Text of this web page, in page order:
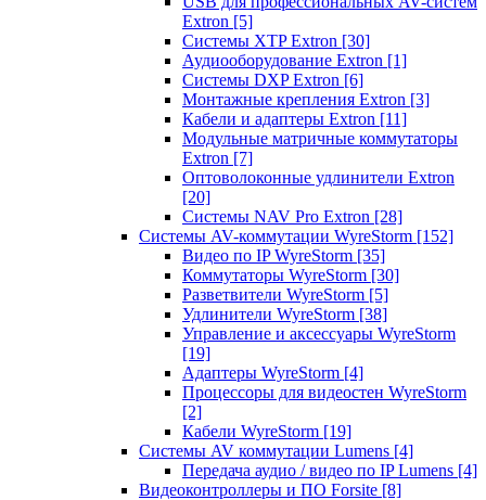
Extron [5]
Системы XTP Extron [30]
Аудиооборудование Extron [1]
Системы DXP Extron [6]
Монтажные крепления Extron [3]
Кабели и адаптеры Extron [11]
Модульные матричные коммутаторы
Extron [7]
Оптоволоконные удлинители Extron
[20]
Системы NAV Pro Extron [28]
Системы AV-коммутации WyreStorm [152]
Видео по IP WyreStorm [35]
Коммутаторы WyreStorm [30]
Разветвители WyreStorm [5]
Удлинители WyreStorm [38]
Управление и аксессуары WyreStorm
[19]
Адаптеры WyreStorm [4]
Процессоры для видеостен WyreStorm
[2]
Кабели WyreStorm [19]
Системы AV коммутации Lumens [4]
Передача аудио / видео по IP Lumens [4]
Видеоконтроллеры и ПО Forsite [8]